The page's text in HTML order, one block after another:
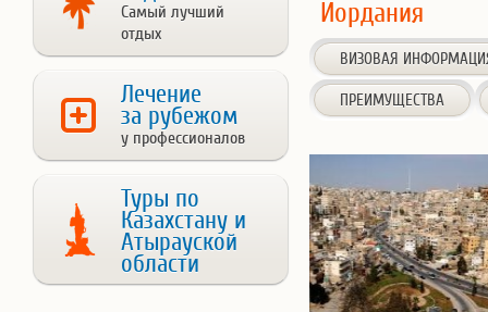
Самый лучший
отдых
Лечение
за рубежом
у профессионалов
Туры по
Казахстану и
Атырауской
области
Иордания
ВИЗОВАЯ
ПРЕИМУЩЕСТВА